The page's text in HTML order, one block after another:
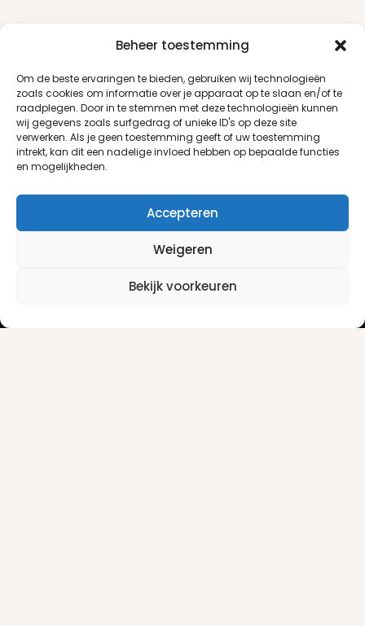
Beheer toestemming
Om de beste ervaringen te bieden, gebruiken wij technologieën
zoals cookies om informatie over je apparaat op te slaan en/of te
raadplegen. Door in te stemmen met deze technologieën kunnen
wij gegevens zoals surfgedrag of unieke ID's op deze site
verwerken. Als je geen toestemming geeft of uw toestemming
intrekt, kan dit een nadelige invloed hebben op bepaalde functies
en mogelijkheden.
Accepteren
Weigeren
Bekijk voorkeuren